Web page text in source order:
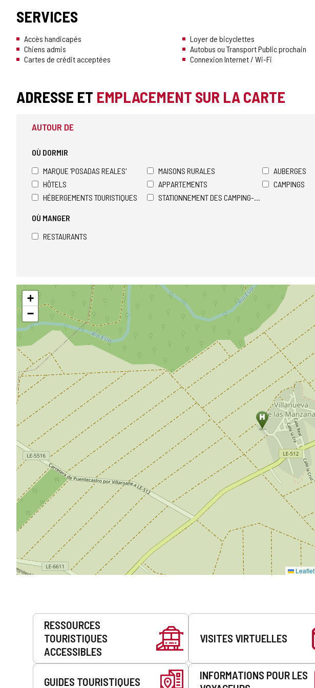
SERVICES
Accès handicapés
Chiens admis
Cartes de crédit acceptées
Loyer de bicyclettes
Autobus ou Transport Public prochain
Connexion Internet / Wi-Fi
ADRESSE ET EMPLACEMENT SUR LA CARTE
AUTOUR DE
OÙ DORMIR
MARQUE 'POSADAS REALES'
MAISONS RURALES AUBERGES
HÔTELS
APPARTEMENTS CAMPINGS
HÉBERGEMENTS TOURISTIQUES
STATIONNEMENT DES CAMPING-CARS
OÙ MANGER
RESTAURANTS
Sauter
carte
+
−
Leaflet
Prestations
RESSOURCES
TOURISTIQUES
ACCESSIBLES
VISITES VIRTUELLES
GUIDES TOURISTIQUES
INFORMATIONS POUR LES